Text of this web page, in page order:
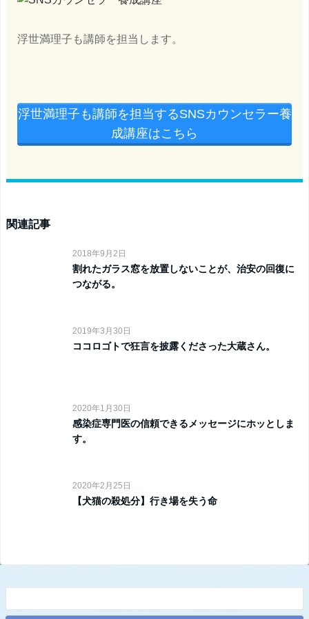
浮世満理子も講師を担当します。
浮世満理子も講師を担当するSNSカウンセラー養
成講座はこちら
関連記事
2018年9月2日
割れたガラス窓を放置しないことが、治安の回復に
つながる。
2019年3月30日
ココロゴトで狂言を披露くださった大蔵さん。
2020年1月30日
感染症専門医の信頼できるメッセージにホッとしま
す。
2020年2月25日
【犬猫の殺処分】行き場を失う命